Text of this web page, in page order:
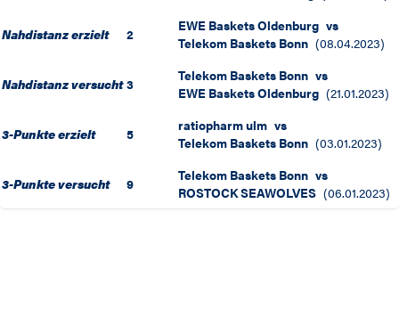
Nahdistanz erzielt 2 EWE Baskets Oldenburg vs
Telekom Baskets Bonn (08.04.2023)
Nahdistanz versucht 3 Telekom Baskets Bonn vs
EWE Baskets Oldenburg (21.01.2023)
3-Punkte erzielt 5 ratiopharm ulm vs
Telekom Baskets Bonn (03.01.2023)
3-Punkte versucht 9 Telekom Baskets Bonn vs
ROSTOCK SEAWOLVES (06.01.2023)